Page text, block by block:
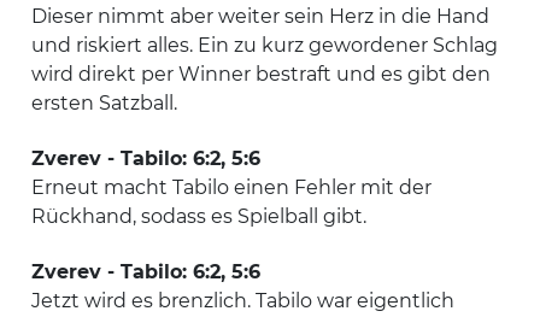
Dieser nimmt aber weiter sein Herz in die Hand
und riskiert alles. Ein zu kurz gewordener Schlag
wird direkt per Winner bestraft und es gibt den
ersten Satzball.
Zverev - Tabilo: 6:2, 5:6
Erneut macht Tabilo einen Fehler mit der
Rückhand, sodass es Spielball gibt.
Zverev - Tabilo: 6:2, 5:6
Jetzt wird es brenzlich. Tabilo war eigentlich